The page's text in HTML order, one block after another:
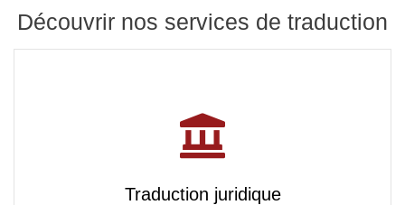
Découvrir nos services de traduction
Traduction juridique